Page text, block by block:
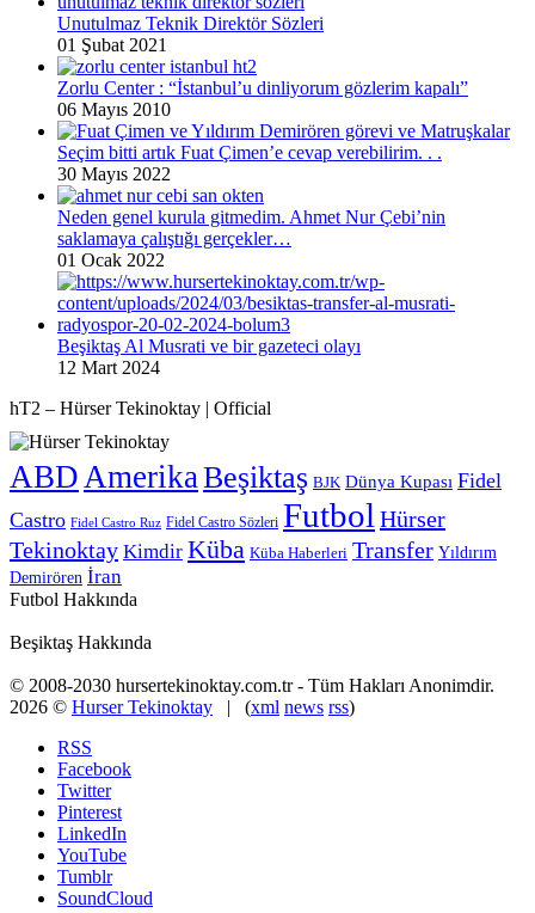
Unutulmaz Teknik Direktör Sözleri
01 Şubat 2021
Zorlu Center : “İstanbul’u dinliyorum gözlerim kapalı”
06 Mayıs 2010
Seçim bitti artık Fuat Çimen’e cevap verebilirim. . .
30 Mayıs 2022
Neden genel kurula gitmedim. Ahmet Nur Çebi’nin
saklamaya çalıştığı gerçekler…
01 Ocak 2022
Beşiktaş Al Musrati ve bir gazeteci olayı
12 Mart 2024
hT2 – Hürser Tekinoktay | Official
ABD Amerika Beşiktaş BJK Dünya Kupası Fidel
Castro Fidel Castro Ruz Fidel Castro Sözleri Futbol Hürser
Tekinoktay Kimdir Küba Küba Haberleri Transfer Yıldırım
Demirören İran
Futbol Hakkında
Beşiktaş Hakkında
© 2008-2030 hursertekinoktay.com.tr - Tüm Hakları Anonimdir.
2026 © Hurser Tekinoktay | (xml news rss)
RSS
Facebook
Twitter
Pinterest
LinkedIn
YouTube
Tumblr
SoundCloud